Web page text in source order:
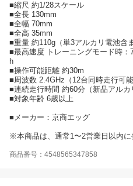
■縮尺 約1/28スケール
■全長 130mm
■全幅 70mm
■全高 35mm
■重量 約110g（単3アルカリ電池含ま
■最高速度 トレーニングモード時
h
■操作可能距離 約30m
■周波数 2.4GHz（12台同時走行可能
■連続走行時間 約60分（新品アルカ
■対象年齢 6歳以上
■メーカー：京商エッグ
※本商品は、通常1〜2営業日以内に
商品番号：4548565347858